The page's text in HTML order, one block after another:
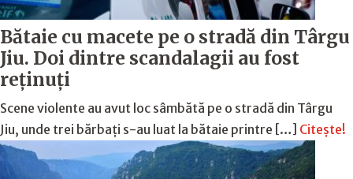
Bătaie cu macete pe o stradă din Târgu
Jiu. Doi dintre scandalagii au fost
reținuți
Scene violente au avut loc sâmbătă pe o stradă din Târgu
Jiu, unde trei bărbați s-au luat la bătaie printre […] Citește!